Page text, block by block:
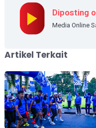
Diposting
Media Online
Artikel Terkait